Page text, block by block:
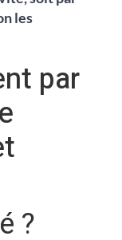
les
par
?